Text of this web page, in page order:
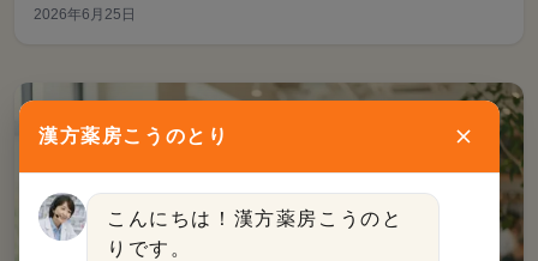
漢方薬房こうのとり
こんにちは！漢方薬房こうのと
りです。
親の介護との両立といった厳しい現実を詳しく解説して
2026年6月25日